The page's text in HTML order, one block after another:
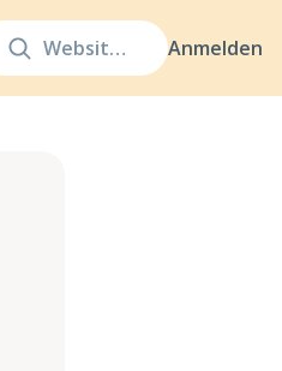
Anmelden